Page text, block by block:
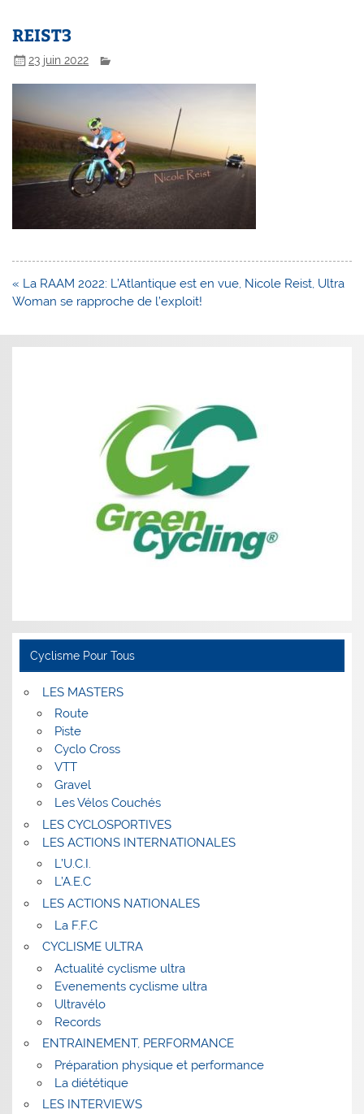
REIST3
23 juin 2022
Navigation
de
« La RAAM 2022: L’Atlantique est en vue, Nicole Reist, Ultra
Woman se rapproche de l’exploit!
Cyclisme Pour Tous
LES MASTERS
Route
Piste
Cyclo Cross
VTT
Gravel
Les Vélos Couchés
LES CYCLOSPORTIVES
LES ACTIONS INTERNATIONALES
L’U.C.I.
L’A.E.C
LES ACTIONS NATIONALES
La F.F.C
CYCLISME ULTRA
Actualité cyclisme ultra
Evenements cyclisme ultra
Ultravélo
Records
ENTRAINEMENT, PERFORMANCE
Préparation physique et performance
La diététique
LES INTERVIEWS